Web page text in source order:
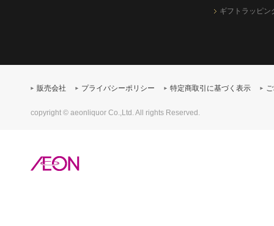
ギフトラッピン
販売会社 プライバシーポリシー 特定商取引に基づく表示
copyright © aeonliquor Co.,Ltd. All rights Reserved.